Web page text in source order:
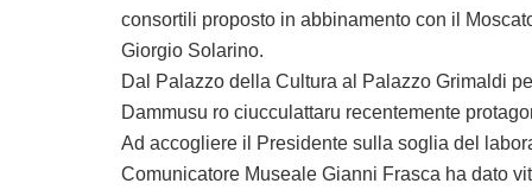
consortili proposto in abbinamento con il
Giorgio Solarino.
Dal Palazzo della Cultura al Palazzo Grimaldi
Dammusu ro ciucculattaru recentemente
Ad accogliere il Presidente sulla soglia del
Comunicatore Museale Gianni Frasca ha dato